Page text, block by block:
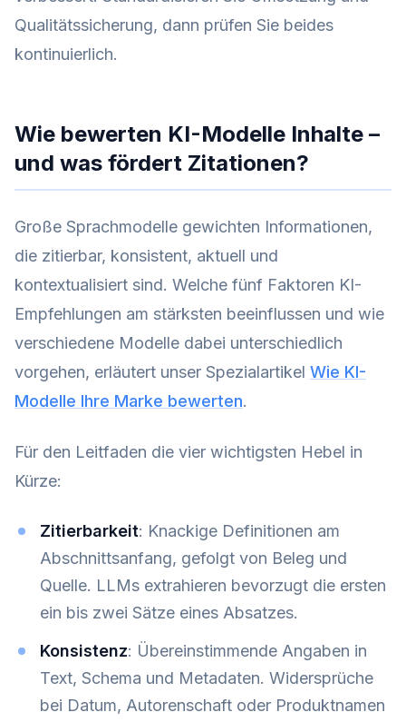
Qualitätssicherung, dann prüfen Sie beides
kontinuierlich.
Wie bewerten KI-Modelle Inhalte –
und was fördert Zitationen?
Große Sprachmodelle gewichten Informationen,
die zitierbar, konsistent, aktuell und
kontextualisiert sind. Welche fünf Faktoren KI-
Empfehlungen am stärksten beeinflussen und wie
verschiedene Modelle dabei unterschiedlich
vorgehen, erläutert unser Spezialartikel Wie KI-
Modelle Ihre Marke bewerten.
Für den Leitfaden die vier wichtigsten Hebel in
Kürze:
Zitierbarkeit: Knackige Definitionen am
Abschnittsanfang, gefolgt von Beleg und
Quelle. LLMs extrahieren bevorzugt die ersten
ein bis zwei Sätze eines Absatzes.
Konsistenz: Übereinstimmende Angaben in
Text, Schema und Metadaten. Widersprüche
bei Datum, Autorenschaft oder Produktnamen